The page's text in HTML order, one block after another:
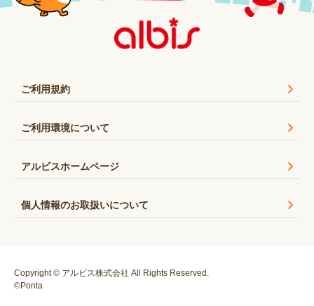
ご利用規約
ご利用環境について
アルビスホームページ
個人情報のお取扱いについて
Copyright © アルビス株式会社 All Rights Reserved.
©Ponta